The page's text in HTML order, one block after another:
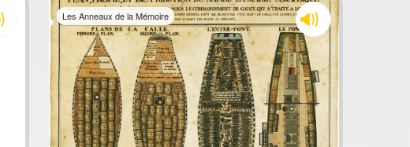
Les Anneaux de la Mémoire